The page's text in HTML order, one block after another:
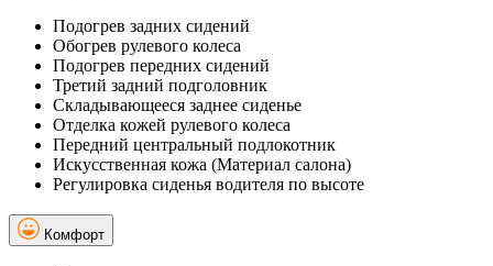
Подогрев задних сидений
Обогрев рулевого колеса
Подогрев передних сидений
Третий задний подголовник
Складывающееся заднее сиденье
Отделка кожей рулевого колеса
Передний центральный подлокотник
Искусственная кожа (Материал салона)
Регулировка сиденья водителя по высоте
Комфорт